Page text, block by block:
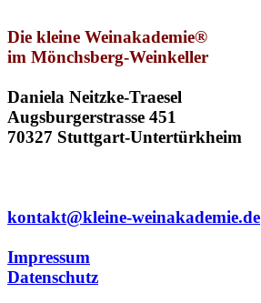
Die kleine Weinakademie®
im Mönchsberg-Weinkeller
Daniela Neitzke-Traesel
Augsburgerstrasse 451
70327 Stuttgart-Untertürkheim
kontakt@kleine-weinakademie.de
Impressum
Datenschutz